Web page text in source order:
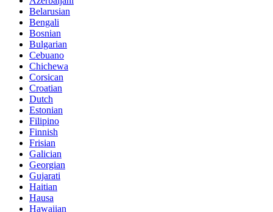
Belarusian
Bengali
Bosnian
Bulgarian
Cebuano
Chichewa
Corsican
Croatian
Dutch
Estonian
Filipino
Finnish
Frisian
Galician
Georgian
Gujarati
Haitian
Hausa
Hawaiian